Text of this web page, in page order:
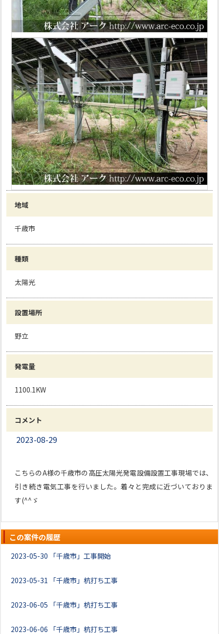
地域
千歳市
種類
太陽光
設置場所
野立
発電量
1100.1KW
コメント
2023-08-29
こちらのA様の千歳市の高圧太陽光発電設備設置工事現場では、
引き続き電気工事を行いました。着々と完成に近づいておりま
す(^^ゞ
この案件の履歴
2023-05-30 「千歳市」工事開始
2023-05-31 「千歳市」杭打ち工事
2023-06-05 「千歳市」杭打ち工事
2023-06-06 「千歳市」杭打ち工事